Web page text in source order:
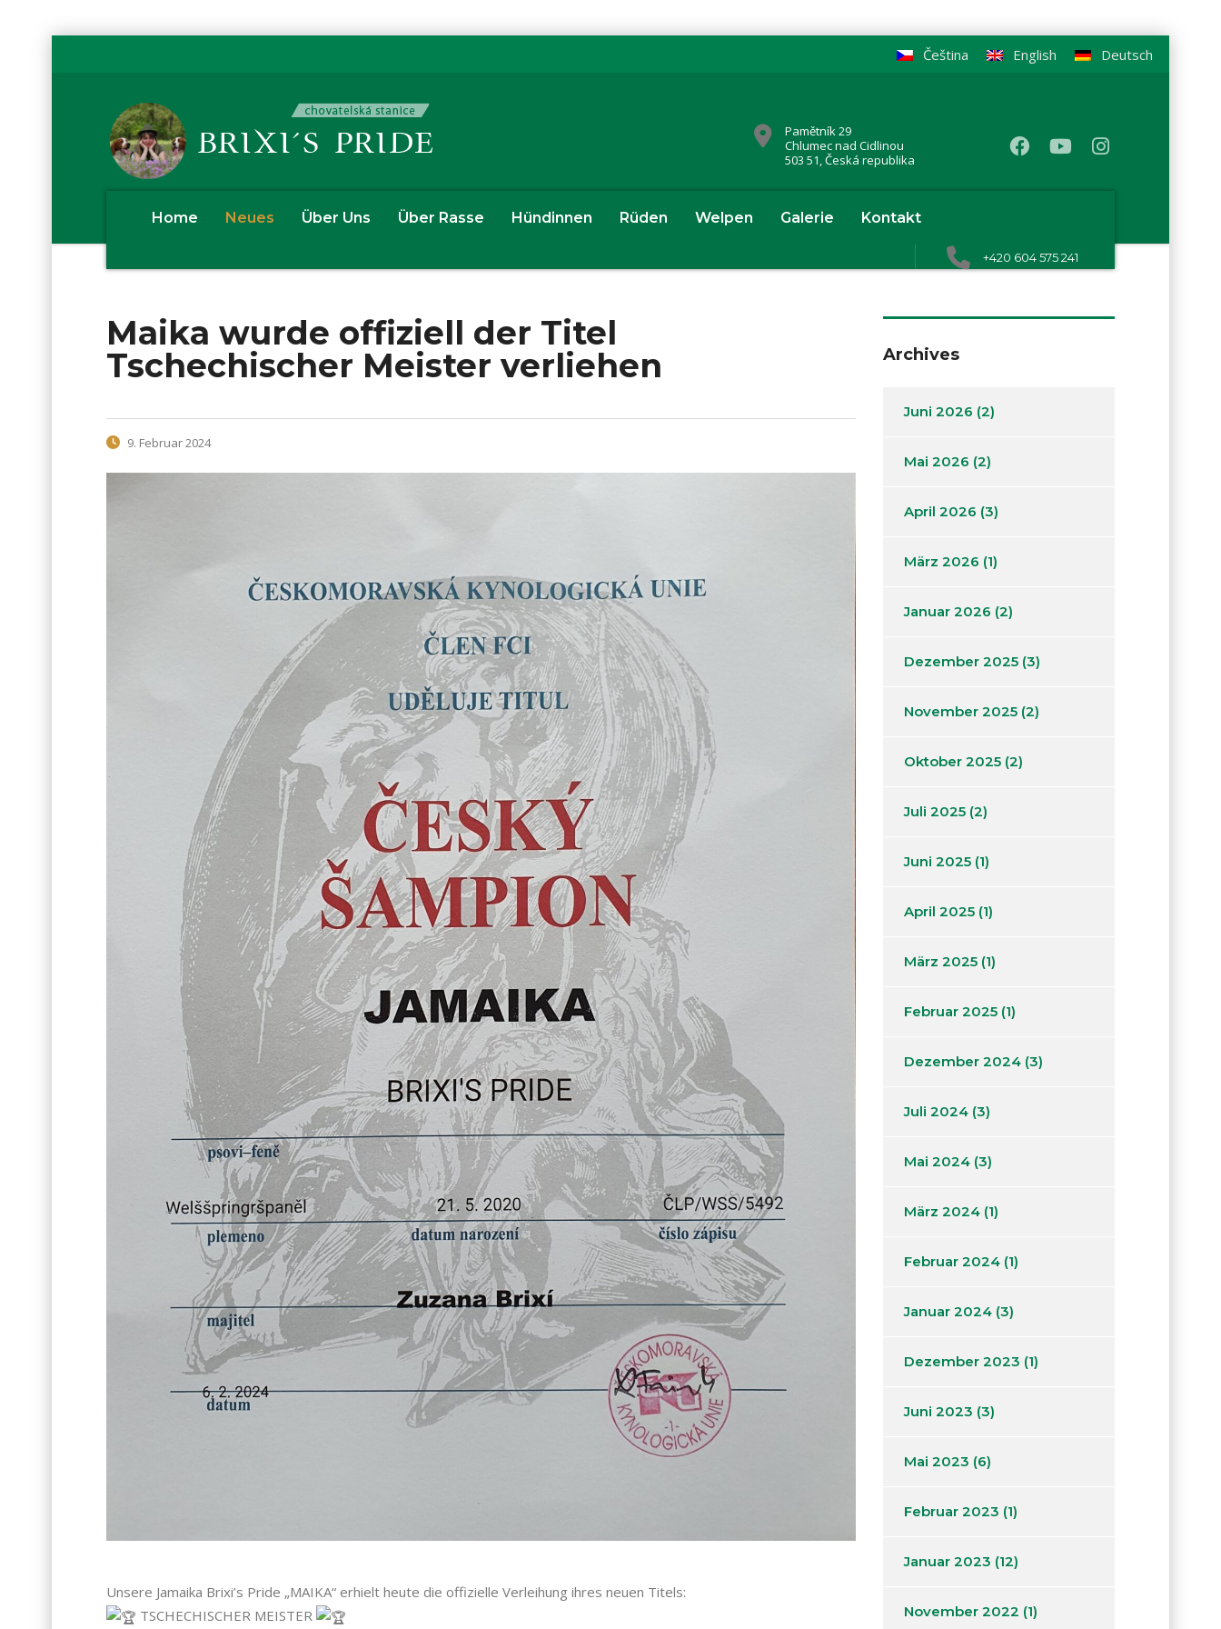
Deutsch
English
Čeština
Pamětník 29
Chlumec nad Cidlinou
503 51, Česká republika
Home Neues Über Uns Über Rasse Hündinnen Rüden Welpen Galerie Kontakt
+420 604 575 241
Maika wurde offiziell der Titel
Tschechischer Meister verliehen
9. Februar 2024
Unsere Jamaika Brixi’s Pride „MAIKA“ erhielt heute die offizielle Verleihung ihres neuen Titels:
TSCHECHISCHER MEISTER
Archives
Juni 2026 (2)
Mai 2026 (2)
April 2026 (3)
März 2026 (1)
Januar 2026 (2)
Dezember 2025 (3)
November 2025 (2)
Oktober 2025 (2)
Juli 2025 (2)
Juni 2025 (1)
April 2025 (1)
März 2025 (1)
Februar 2025 (1)
Dezember 2024 (3)
Juli 2024 (3)
Mai 2024 (3)
März 2024 (1)
Februar 2024 (1)
Januar 2024 (3)
Dezember 2023 (1)
Juni 2023 (3)
Mai 2023 (6)
Februar 2023 (1)
Januar 2023 (12)
November 2022 (1)